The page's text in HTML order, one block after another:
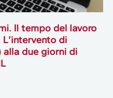
Il tempo del lavoro
di
due giorni di